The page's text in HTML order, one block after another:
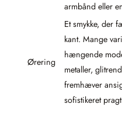
armbånd eller
Ørering
Et smykke, der
kant. Mange
hængende
metaller,
fremhæver
sofistikeret